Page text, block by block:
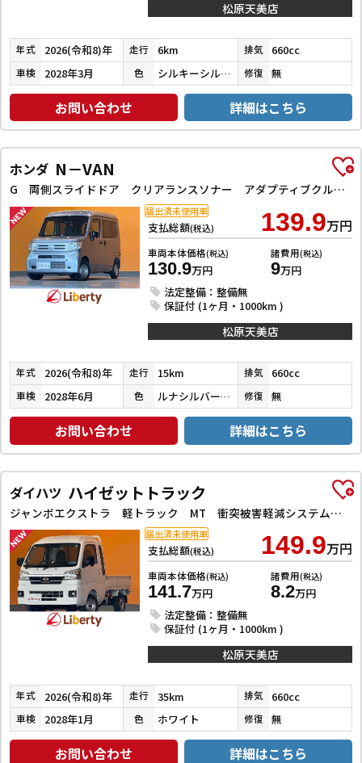
松原天美店
年式 2026(令和8)年 走行 6km 排気 660cc
車検 2028年3月 色 シルキーシルバーメタリック 修復 無
お問い合わせ 詳細はこちら
ホンダ N－VAN
G 両側スライドドア クリアランスソナー アダプティブクルーズコントロール レーンアシスト 衝突被害軽減システム アイドリングストップ CVT ESC エアコン パワーウィンドウ 運転席エアバッグ
支払総額(税込) 139.9万円
車両本体価格(税込)
130.9万円
諸費用(税込)
9万円
法定整備：整備無
保証付 (1ヶ月・1000km )
届出済未使用車
松原天美店
年式 2026(令和8)年 走行 15km 排気 660cc
車検 2028年6月 色 ルナシルバーメタリック 修復 無
お問い合わせ 詳細はこちら
ダイハツ ハイゼットトラック
ジャンボエクストラ 軽トラック MT 衝突被害軽減システム クリアランスソナー スマートキー アイドリングストップ 電動格納ミラー オートライト ESC エアコン パワーステアリング パワーウィンドウ 運転席エアバッグ
支払総額(税込) 149.9万円
車両本体価格(税込)
141.7万円
諸費用(税込)
8.2万円
法定整備：整備無
保証付 (1ヶ月・1000km )
届出済未使用車
松原天美店
年式 2026(令和8)年 走行 35km 排気 660cc
車検 2028年1月 色 ホワイト 修復 無
お問い合わせ 詳細はこちら